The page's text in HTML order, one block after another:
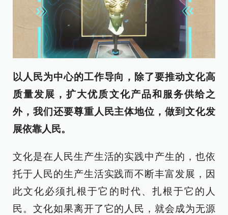
以人民为中心的工作导向，除了要推动文化高
质量发展，扩大优质文化产品和服务供给之
外，我们还要尊重人民主体地位，做到文化发
展依靠人民。
文化是在人民生产生活的实践中产生的，也依
托于人民的生产生活实践而不断丰富发展，因
此文化必须扎根于它的时代、扎根于它的人
民。文化如果离开了它的人民，就会成为无源